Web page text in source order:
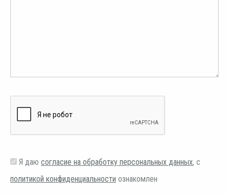
Я даю согласие на обработку персональных данных, с
политикой конфиденциальности ознакомлен